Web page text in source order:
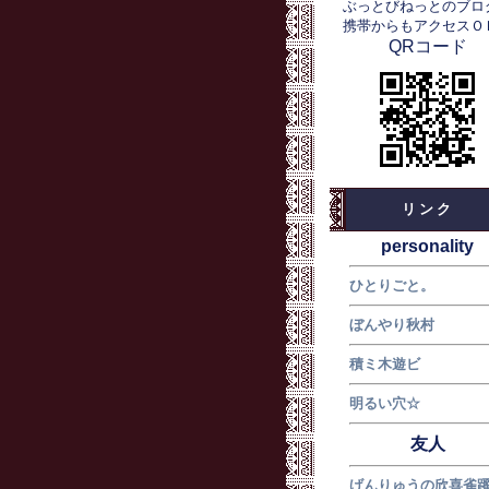
ぶっとびねっとのブロ
携帯からもアクセスＯ
QRコード
リンク
personality
ひとりごと。
ぼんやり秋村
積ミ木遊ビ
明るい穴☆
友人
げんりゅうの欣喜雀